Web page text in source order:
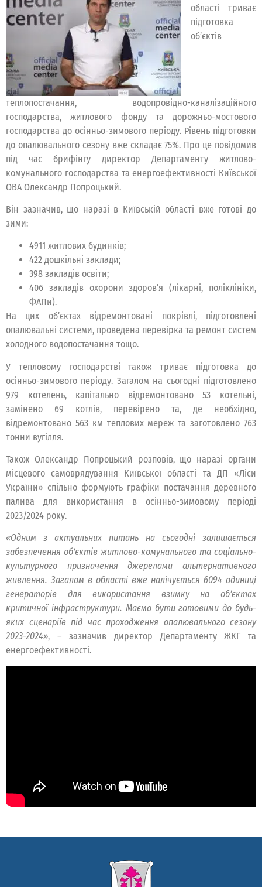
області триває
підготовка
об’єктів
теплопостачання, водопровідно-каналізаційного
господарства, житлового фонду та дорожньо-мостового
господарства до осінньо-зимового періоду. Рівень підготовки
до опалювального сезону вже складає 75%. Про це повідомив
під час брифінгу директор Департаменту житлово-
комунального господарства та енергоефективності Київської
ОВА Олександр Попроцький.
Він зазначив, що наразі в Київській області вже готові до
зими:
4911 житлових будинків;
422 дошкільні заклади;
398 закладів освіти;
406 закладів охорони здоров’я (лікарні, поліклініки,
ФАПи).
На цих об’єктах відремонтовані покрівлі, підготовлені
опалювальні системи, проведена перевірка та ремонт систем
холодного водопостачання тощо.
У тепловому господарстві також триває підготовка до
осінньо-зимового періоду. Загалом на сьогодні підготовлено
979 котелень, капітально відремонтовано 53 котельні,
замінено 69 котлів, перевірено та, де необхідно,
відремонтовано 563 км теплових мереж та заготовлено 763
тонни вугілля.
Також Олександр Попроцький розповів, що наразі органи
місцевого самоврядування Київської області та ДП «Ліси
України» спільно формують графіки постачання деревного
палива для використання в осінньо-зимовому періоді
2023/2024 року.
«Одним з актуальних питань на сьогодні залишається
забезпечення об’єктів житлово-комунального та соціально-
культурного призначення джерелами альтернативного
живлення. Загалом в області вже налічується 6094 одиниці
генераторів для використання взимку на об’єктах
критичної інфраструктури. Маємо бути готовими до будь-
яких сценаріїв під час проходження опалювального сезону
2023-2024», – зазначив директор Департаменту ЖКГ та
енергоефективності.